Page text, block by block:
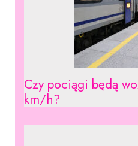
Czy pociągi będą
km/h?